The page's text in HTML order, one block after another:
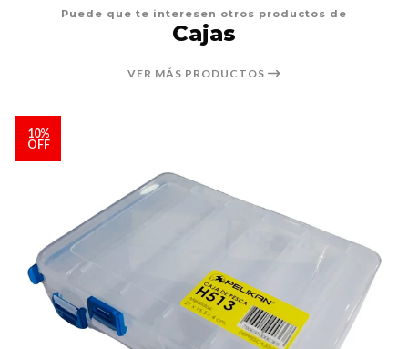
Puede que te interesen otros productos de
Cajas
VER MÁS PRODUCTOS
10%
OFF